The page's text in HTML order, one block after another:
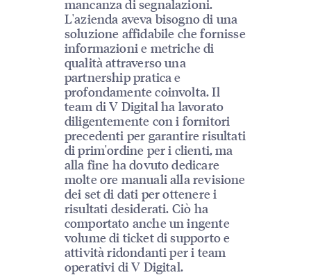
mancanza di segnalazioni.
L'azienda aveva bisogno di una
soluzione affidabile che fornisse
informazioni e metriche di
qualità attraverso una
partnership pratica e
profondamente coinvolta. Il
team di V Digital ha lavorato
diligentemente con i fornitori
precedenti per garantire risultati
di prim'ordine per i clienti, ma
alla fine ha dovuto dedicare
molte ore manuali alla revisione
dei set di dati per ottenere i
risultati desiderati. Ciò ha
comportato anche un ingente
volume di ticket di supporto e
attività ridondanti per i team
operativi di V Digital.